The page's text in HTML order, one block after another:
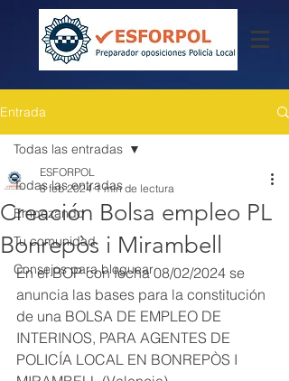
Entrada
Todas las entradas
Empezando
Tu comunidad
Consejos para bloguear
Todas las entradas
Creación Bolsa empleo PL
Bonrepòs i Mirambell
ESFORPOL
8 feb 2024 1 min de lectura
En el BOP con fecha 08/02/2024 se
anuncia las bases para la constitución
de una BOLSA DE EMPLEO DE
INTERINOS, PARA AGENTES DE
POLICÍA LOCAL EN BONREPÒS I